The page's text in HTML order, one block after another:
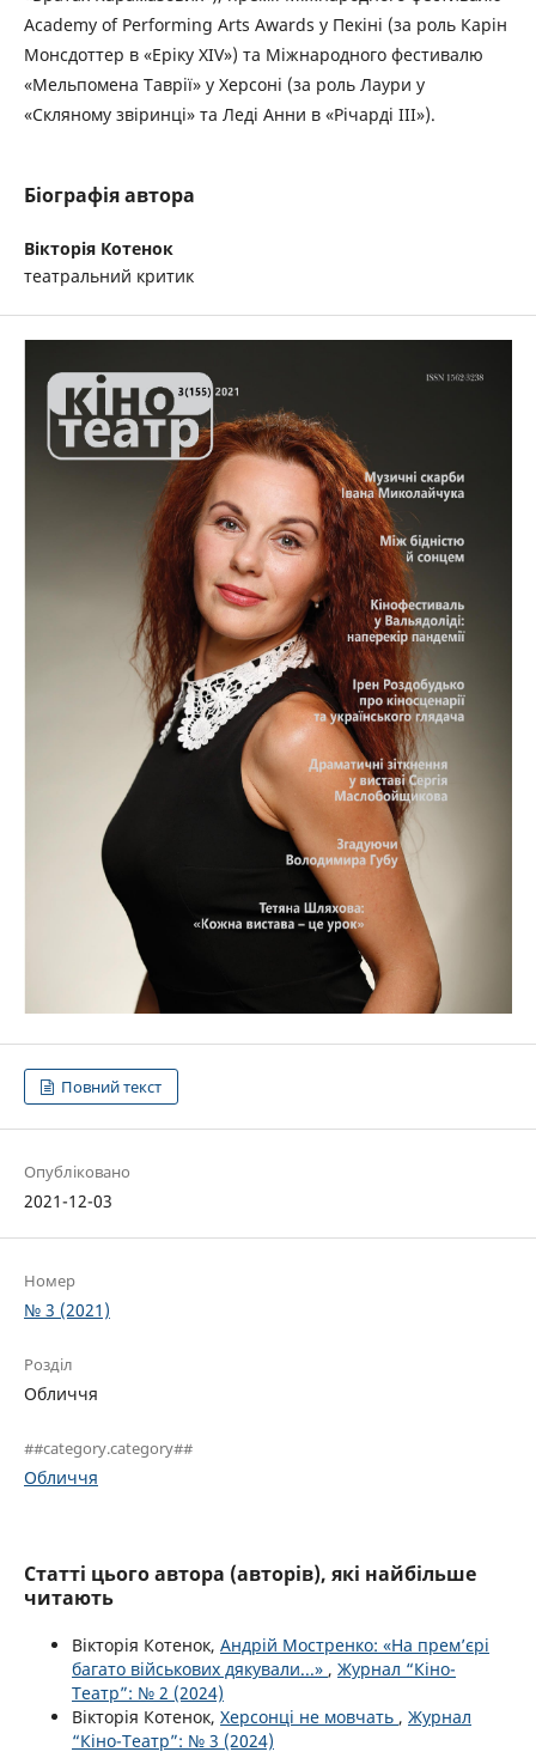
Academy of Performing Arts Awards у Пекіні (за роль Карін
Монсдоттер в «Еріку XIV») та Міжнародного фестивалю
«Мельпомена Таврії» у Херсоні (за роль Лаури у
«Скляному звіринці» та Леді Анни в «Річарді ІІІ»).
Біографія автора
Вікторія Котенок
театральний критик
Повний текст
Опубліковано
2021-12-03
Номер
№ 3 (2021)
Розділ
Обличчя
##category.category##
Обличчя
Статті цього автора (авторів), які найбільше
читають
Вікторія Котенок, Андрій Мостренко: «На прем’єрі
багато військових дякували...» , Журнал “Кіно-
Театр”: № 2 (2024)
Вікторія Котенок, Херсонці не мовчать , Журнал
“Кіно-Театр”: № 3 (2024)